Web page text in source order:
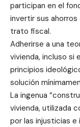
participan en el
invertir sus
trato fiscal.
Adherirse a una
vivienda, incluso si
principios
solución
La ingenua
vivienda, utilizada
por las injusticias